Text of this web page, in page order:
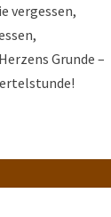
vergessen,
Grunde –